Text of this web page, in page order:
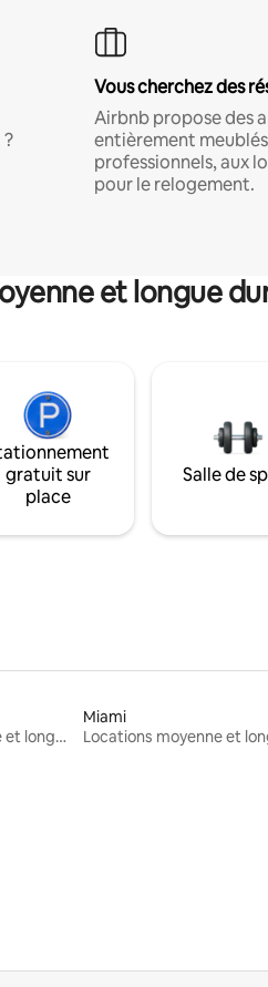
Vous cherchez des
Airbnb propose des
entièrement
professionnels, aux
pour le relogement.
et longue
gratuit sur
place
Salle de
Locations moyenne et longue durée
Miami